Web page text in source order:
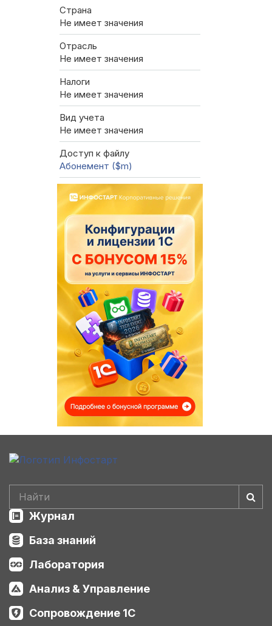
Страна
Не имеет значения
Отрасль
Не имеет значения
Налоги
Не имеет значения
Вид учета
Не имеет значения
Доступ к файлу
Абонемент ($m)
Журнал
База знаний
Лаборатория
Анализ & Управление
Сопровождение 1С